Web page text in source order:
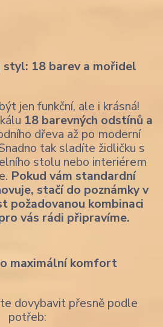
18 barev a mořidel
jen funkční, ale i krásná!
18 barevných odstínů a
dřeva až po moderní
tak sladíte židličku s
stolu nebo interiérem
Pokud vám standardní
stačí do poznámky v
požadovanou kombinaci
vás rádi připravíme.
maximální komfort
dovybavit přesně podle
potřeb: